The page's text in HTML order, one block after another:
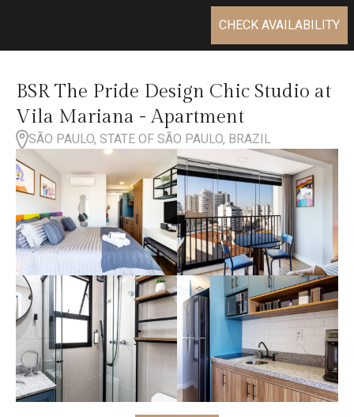
CHECK AVAILABILITY
BSR The Pride Design Chic Studio at
Vila Mariana - Apartment
SÃO PAULO, STATE OF SÃO PAULO, BRAZIL